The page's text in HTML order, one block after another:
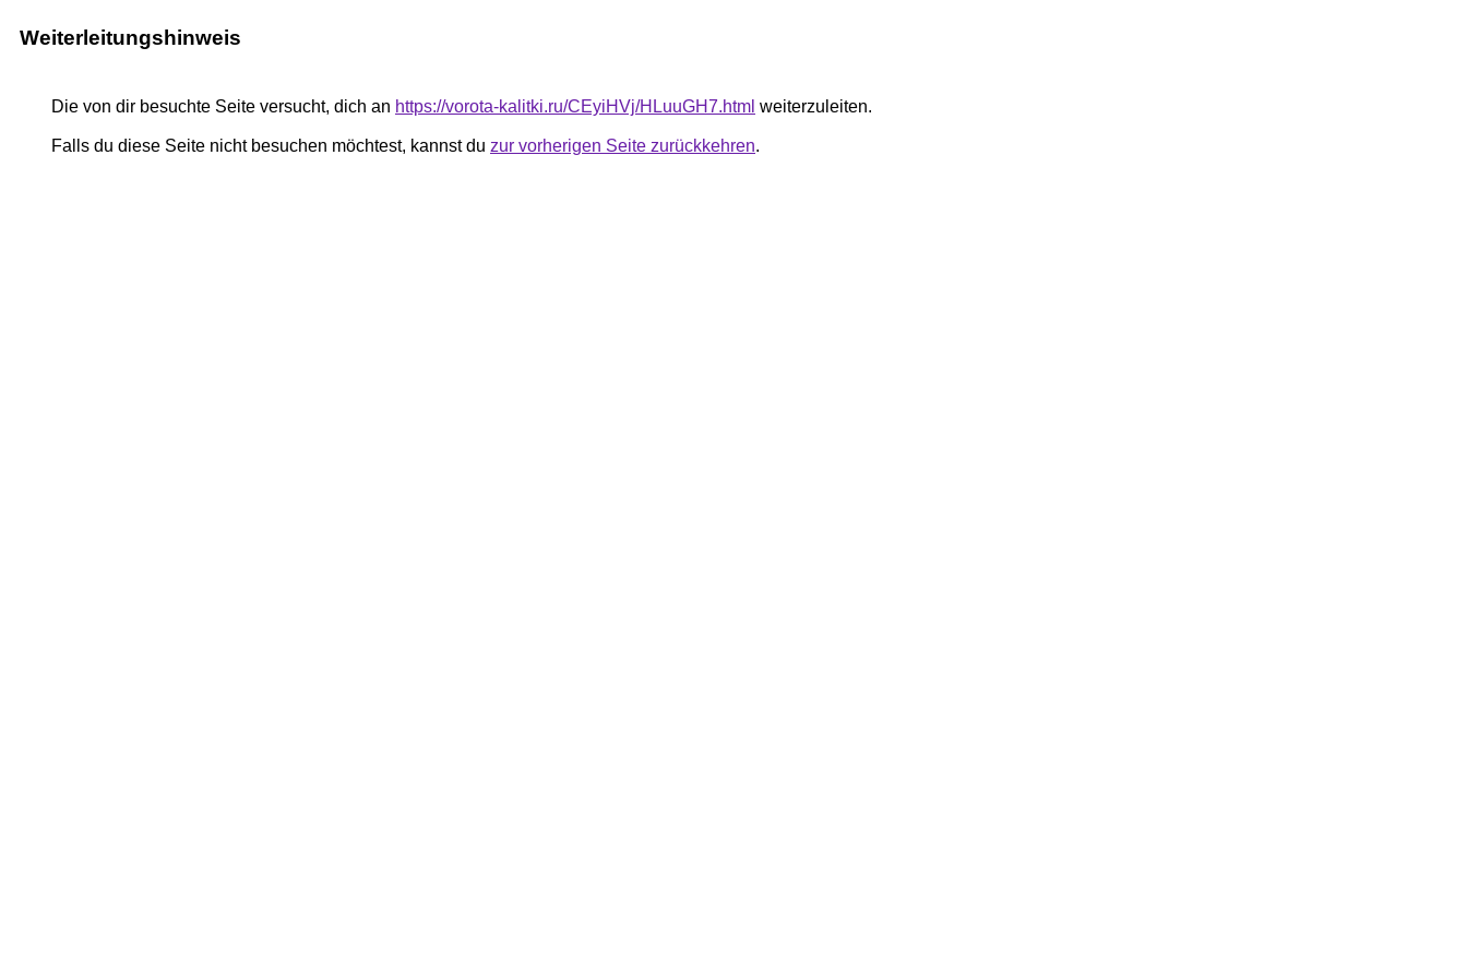
Weiterleitungshinweis
Die von dir besuchte Seite versucht, dich an https://vorota-kalitki.ru/CEyiHVj/HLuuGH7.html weiterzuleiten.
Falls du diese Seite nicht besuchen möchtest, kannst du zur vorherigen Seite zurückkehren.